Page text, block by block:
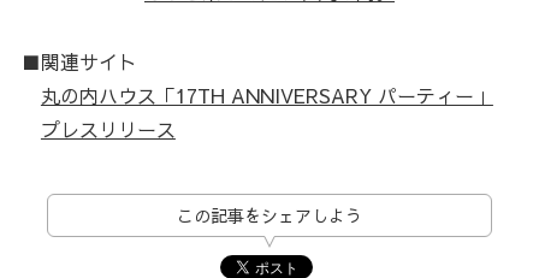
■関連サイト
丸の内ハウス「17TH ANNIVERSARY パーティー」
プレスリリース
この記事をシェアしよう